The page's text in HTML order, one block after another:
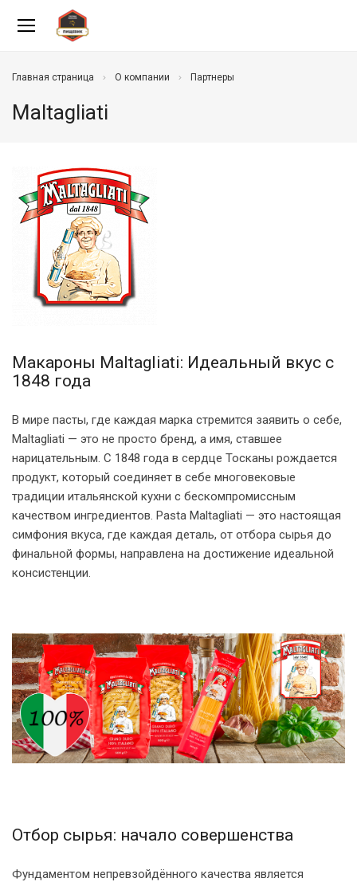
Главная страница О компании Партнеры
Maltagliati
Макароны Maltagliati: Идеальный вкус с
1848 года
В мире пасты, где каждая марка стремится заявить о себе,
Maltagliati — это не просто бренд, а имя, ставшее
нарицательным. С 1848 года в сердце Тосканы рождается
продукт, который соединяет в себе многовековые
традиции итальянской кухни с бескомпромиссным
качеством ингредиентов. Pasta Maltagliati — это настоящая
симфония вкуса, где каждая деталь, от отбора сырья до
финальной формы, направлена на достижение идеальной
консистенции.
Отбор сырья: начало совершенства
Фундаментом непревзойдённого качества является